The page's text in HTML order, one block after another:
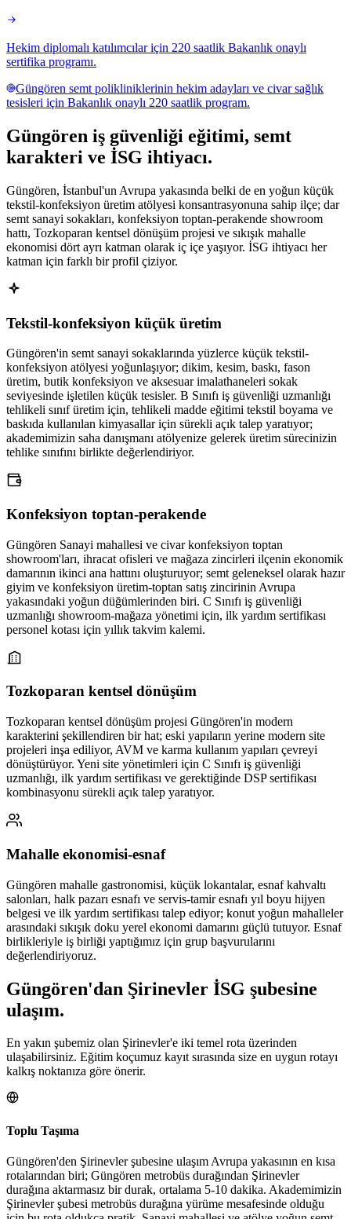
Hekim diplomalı katılımcılar için 220 saatlik Bakanlık onaylı
sertifika programı.
Güngören semt polikliniklerinin hekim adayları ve civar sağlık
tesisleri için Bakanlık onaylı 220 saatlik program.
Güngören iş güvenliği eğitimi, semt
karakteri ve İSG ihtiyacı.
Güngören, İstanbul'un Avrupa yakasında belki de en yoğun küçük
tekstil-konfeksiyon üretim atölyesi konsantrasyonuna sahip ilçe; dar
semt sanayi sokakları, konfeksiyon toptan-perakende showroom
hattı, Tozkoparan kentsel dönüşüm projesi ve sıkışık mahalle
ekonomisi dört ayrı katman olarak iç içe yaşıyor. İSG ihtiyacı her
katman için farklı bir profil çiziyor.
Tekstil-konfeksiyon küçük üretim
Güngören'in semt sanayi sokaklarında yüzlerce küçük tekstil-
konfeksiyon atölyesi yoğunlaşıyor; dikim, kesim, baskı, fason
üretim, butik konfeksiyon ve aksesuar imalathaneleri sokak
seviyesinde işletilen küçük tesisler. B Sınıfı iş güvenliği uzmanlığı
tehlikeli sınıf üretim için, tehlikeli madde eğitimi tekstil boyama ve
baskıda kullanılan kimyasallar için sürekli açık talep yaratıyor;
akademimizin saha danışmanı atölyenize gelerek üretim sürecinizin
tehlike sınıfını birlikte değerlendiriyor.
Konfeksiyon toptan-perakende
Güngören Sanayi mahallesi ve civar konfeksiyon toptan
showroom'ları, ihracat ofisleri ve mağaza zincirleri ilçenin ekonomik
damarının ikinci ana hattını oluşturuyor; semt geleneksel olarak hazır
giyim ve konfeksiyon üretim-toptan satış zincirinin Avrupa
yakasındaki yoğun düğümlerinden biri. C Sınıfı iş güvenliği
uzmanlığı showroom-mağaza yönetimi için, ilk yardım sertifikası
personel kotası için yıllık takvim kalemi.
Tozkoparan kentsel dönüşüm
Tozkoparan kentsel dönüşüm projesi Güngören'in modern
karakterini şekillendiren bir hat; eski yapıların yerine modern site
projeleri inşa ediliyor, AVM ve karma kullanım yapıları çevreyi
dönüştürüyor. Yeni site yönetimleri için C Sınıfı iş güvenliği
uzmanlığı, ilk yardım sertifikası ve gerektiğinde DSP sertifikası
kombinasyonu sürekli açık talep yaratıyor.
Mahalle ekonomisi-esnaf
Güngören mahalle gastronomisi, küçük lokantalar, esnaf kahvaltı
salonları, halk pazarı esnafı ve servis-tamir esnafı yıl boyu hijyen
belgesi ve ilk yardım sertifikası talep ediyor; konut yoğun mahalleler
arasındaki sıkışık doku yerel ekonomi damarını güçlü tutuyor. Esnaf
birlikleriyle iş birliği yaptığımız için grup başvurularını
değerlendiriyoruz.
Güngören'dan Şirinevler İSG şubesine
ulaşım.
En yakın şubemiz olan Şirinevler'e iki temel rota üzerinden
ulaşabilirsiniz. Eğitim koçumuz kayıt sırasında size en uygun rotayı
kalkış noktanıza göre önerir.
Toplu Taşıma
Güngören'den Şirinevler şubesine ulaşım Avrupa yakasının en kısa
rotalarından biri; Güngören metrobüs durağından Şirinevler
durağına aktarmasız bir durak, ortalama 5-10 dakika. Akademimizin
Şirinevler şubesi metrobüs durağına yürüme mesafesinde olduğu